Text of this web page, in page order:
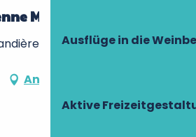
Ausflüge in die
Aktive
Métézeau
37190 Villaines-les-
Anfahrt